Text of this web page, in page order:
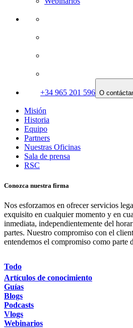
+34 965 201 596 O
Misión
Historia
Equipo
Partners
Nuestras Oficinas
Sala de prensa
RSC
Conozca nuestra firma
Nos esforzamos en ofrecer servicios
exquisito en cualquier momento y en
inmediata, independientemente del
partes. Nuestro compromiso con el
entendemos el compromiso como parte
Todo
Artículos de conocimiento
Guías
Blogs
Podcasts
Vlogs
Webinarios